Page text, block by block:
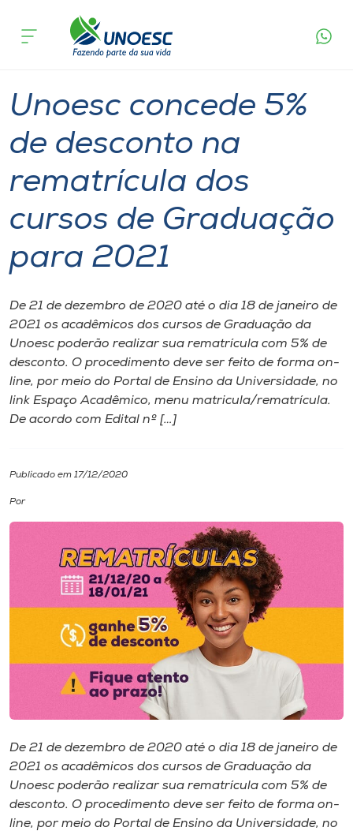
Cursos
Pesquisa
Atendimento ao Estudante
Portal de Ensino
A
Internacionalização
I.nova
Cultura
CPA
Biblioteca
Rádio
Museu
Unoesc
Store
acontece
Unoesc concede 5%
de desconto na
rematrícula dos
cursos de Graduação
para 2021
De 21 de dezembro de 2020 até o dia 18 de janeiro de
2021 os acadêmicos dos cursos de Graduação da
Unoesc poderão realizar sua rematrícula com 5% de
desconto. O procedimento deve ser feito de forma on-
line, por meio do Portal de Ensino da Universidade, no
link Espaço Acadêmico, menu matricula/rematrícula.
De acordo com Edital nº […]
Publicado em 17/12/2020
Por
De 21 de dezembro de 2020 até o dia 18 de janeiro de
2021 os acadêmicos dos cursos de Graduação da
Unoesc poderão realizar sua rematrícula com 5% de
desconto. O procedimento deve ser feito de forma on-
line, por meio do Portal de Ensino da Universidade, no